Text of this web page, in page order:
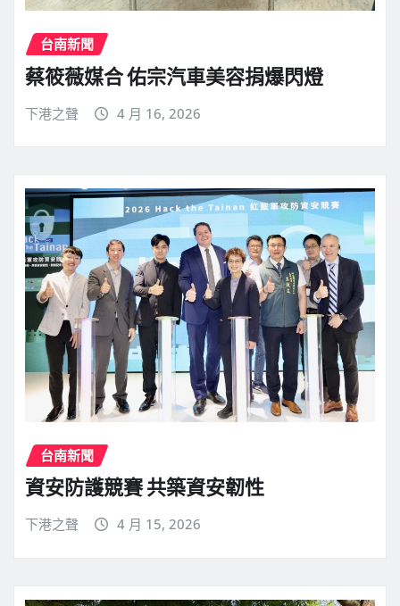
台南新聞
蔡筱薇媒合 佑宗汽車美容捐爆閃燈
下港之聲 4 月 16, 2026
台南新聞
資安防護競賽 共築資安韌性
下港之聲 4 月 15, 2026